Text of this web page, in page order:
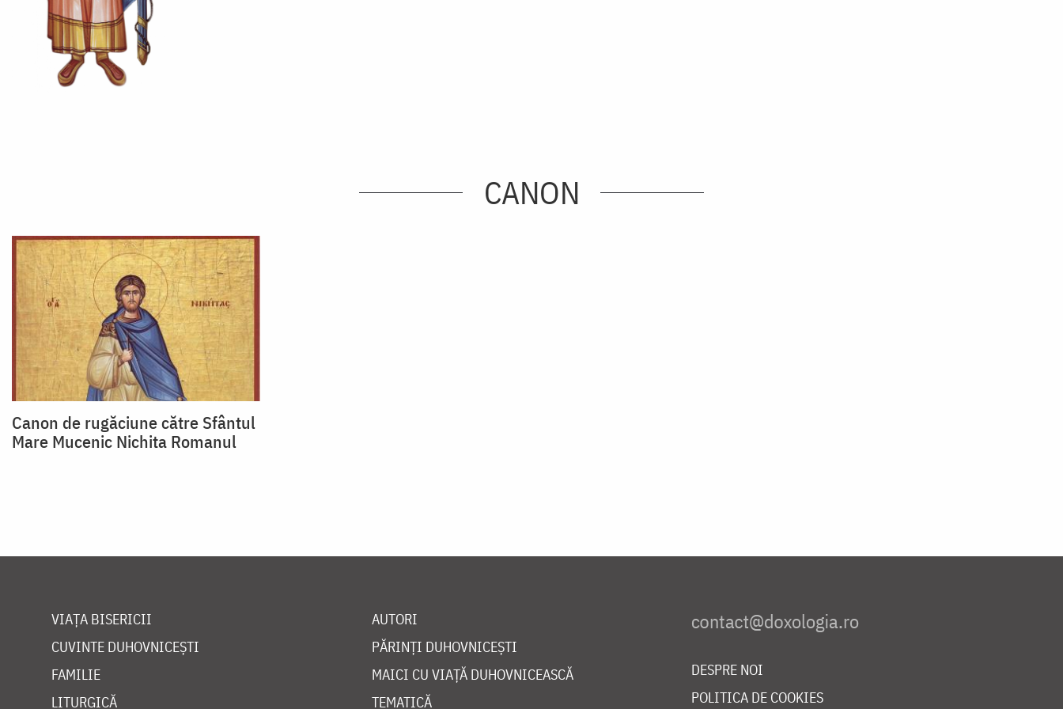
CANON
Canon de rugăciune către Sfântul
Mare Mucenic Nichita Romanul
VIAȚA BISERICII
CUVINTE DUHOVNICEȘTI
FAMILIE
LITURGICĂ
AUTORI
PĂRINȚI DUHOVNICEȘTI
MAICI CU VIAȚĂ DUHOVNICEASCĂ
TEMATICĂ
DESPRE NOI
POLITICA DE COOKIES